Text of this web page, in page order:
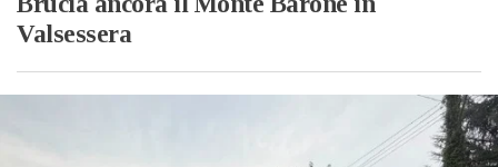
Valsessera